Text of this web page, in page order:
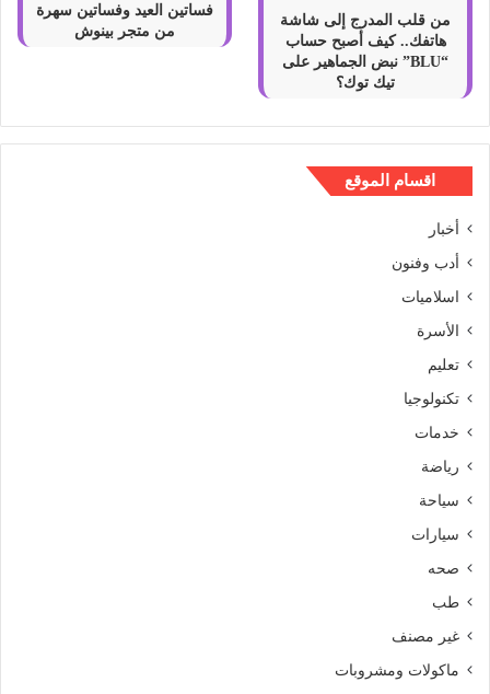
من قلب المدرج إلى شاشة
هاتفك.. كيف أصبح حساب
“BLU” نبض الجماهير على
تيك توك؟
فساتين العيد وفساتين سهرة
من متجر بينوش
اقسام الموقع
أخبار
أدب وفنون
اسلاميات
الأسرة
تعليم
تكنولوجيا
خدمات
رياضة
سياحة
سيارات
صحه
طب
غير مصنف
ماكولات ومشروبات